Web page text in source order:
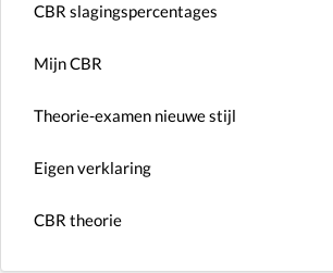
CBR slagingspercentages
Mijn CBR
Theorie-examen nieuwe stijl
Eigen verklaring
CBR theorie